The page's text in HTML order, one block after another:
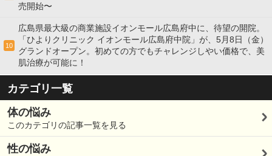
売開始〜
10
広島県最大級の商業施設イオンモール広島府中に、待望の開院。
「ひよりクリニック イオンモール広島府中院」が、5月8日（金）
グランドオープン。初めての方でもチャレンジしやい価格で、美
肌治療が可能に！
カテゴリ一覧
体の悩み
このカテゴリの記事一覧を見る
性の悩み